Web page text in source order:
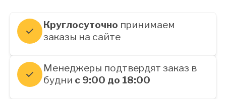
Круглосуточно принимаем
заказы на сайте
Менеджеры подтвердят заказ в
будни с 9:00 до 18:00